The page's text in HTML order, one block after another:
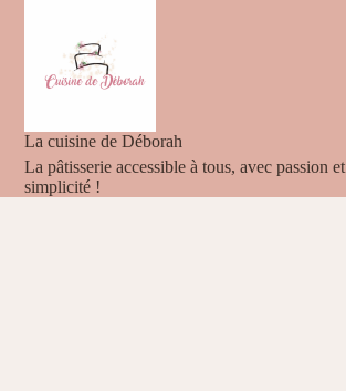
La cuisine de Déborah
La pâtisserie accessible à tous, avec passion et
simplicité !